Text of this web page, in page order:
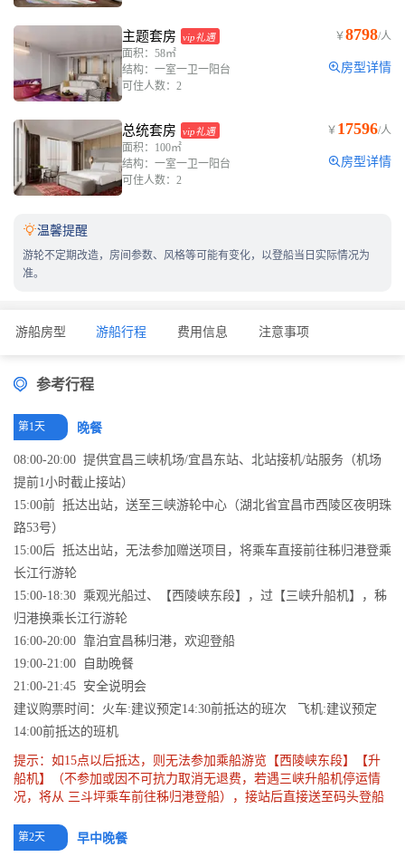
主题套房 vip礼遇
面积：58㎡
结构：一室一卫一阳台
可住人数：2
￥8798/人
房型详情
总统套房 vip礼遇
面积：100㎡
结构：一室一卫一阳台
可住人数：2
￥ 17596/人
房型详情
温馨提醒
游轮不定期改造，房间参数、风格等可能有变化，以登船当日实际情况为
准。
游船房型 游船行程 费用信息 注意事项
参考行程
第1天 晚餐
08:00-20:00 提供宜昌三峡机场/宜昌东站、北站接机/站服务（机场
提前1小时截止接站）
15:00前 抵达出站，送至三峡游轮中心（湖北省宜昌市西陵区夜明珠
路53号）
15:00后 抵达出站，无法参加赠送项目，将乘车直接前往秭归港登乘
长江行游轮
15:00-18:30 乘观光船过、【西陵峡东段】，过【三峡升船机】，秭
归港换乘长江行游轮
16:00-20:00 靠泊宜昌秭归港，欢迎登船
19:00-21:00 自助晚餐
21:00-21:45 安全说明会
建议购票时间：火车:建议预定14:30前抵达的班次 飞机:建议预定
14:00前抵达的班机
提示：如15点以后抵达，则无法参加乘船游览【西陵峡东段】【升
船机】（不参加或因不可抗力取消无退费，若遇三峡升船机停运情
况，将从 三斗坪乘车前往秭归港登船），接站后直接送至码头登船
第2天 早中晚餐